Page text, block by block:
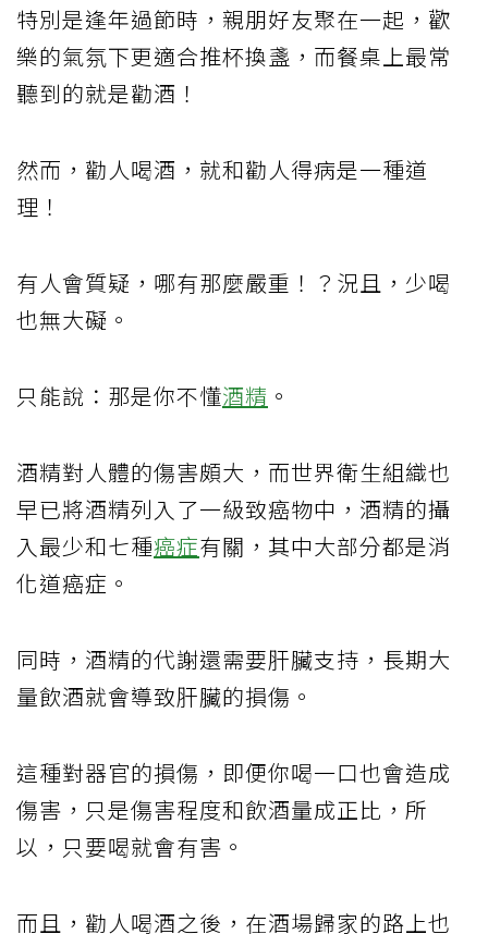
特別是逢年過節時，親朋好友聚在一起，歡
樂的氣氛下更適合推杯換盞，而餐桌上最常
聽到的就是勸酒！
然而，勸人喝酒，就和勸人得病是一種道
理！
有人會質疑，哪有那麼嚴重！？況且，少喝
也無大礙。
只能說：那是你不懂酒精 。
酒精對人體的傷害頗大，而世界衛生組織也
早已將酒精列入了一級致癌物中，酒精的攝
入最少和七種癌症有關，其中大部分都是消
化道癌症。
同時，酒精的代謝還需要肝臟支持，長期大
量飲酒就會導致肝臟的損傷。
這種對器官的損傷，即便你喝一口也會造成
傷害，只是傷害程度和飲酒量成正比，所
以，只要喝就會有害。
而且，勸人喝酒之後，在酒場歸家的路上也